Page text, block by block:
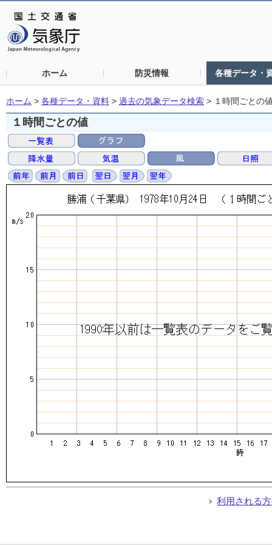
ホーム 防災情報 各種データ・
ホーム > 各種データ・資料 > 過去の気象データ検索 > １時間ごとの
１時間ごとの値
利用される